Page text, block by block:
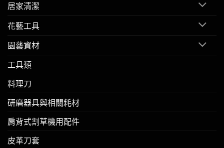
居家清潔
花藝工具
園藝資材
工具類
料理刀
研磨器具與相關耗材
肩背式割草機用配件
皮革刀套